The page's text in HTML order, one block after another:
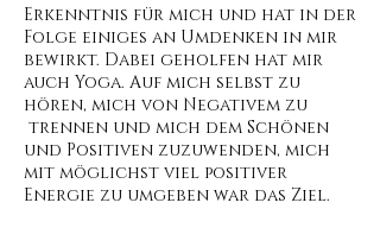
Erkenntnis für mich und hat in der
Folge einiges an Umdenken in mir
bewirkt. Dabei geholfen hat mir
auch Yoga. Auf mich selbst zu
hören, mich von Negativem zu
trennen und mich dem Schönen
und Positiven zuzuwenden, mich
mit möglichst viel positiver
Energie zu umgeben war das Ziel.